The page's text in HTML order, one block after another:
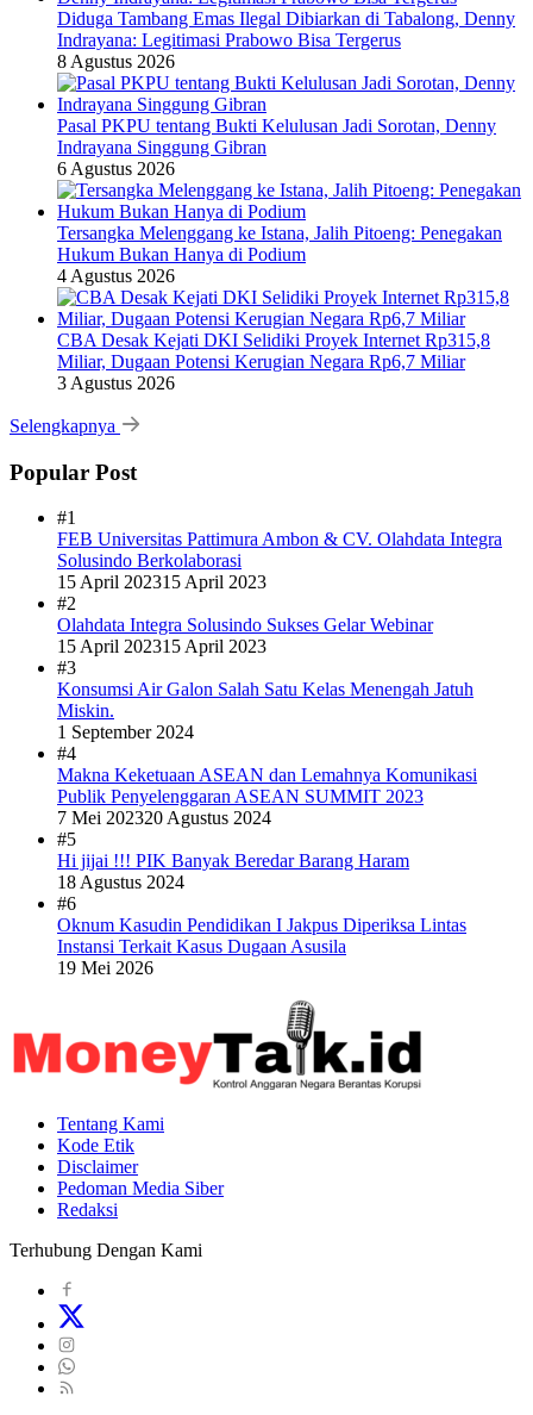
Diduga Tambang Emas Ilegal Dibiarkan di Tabalong, Denny
Indrayana: Legitimasi Prabowo Bisa Tergerus
8 Agustus 2026
Pasal PKPU tentang Bukti Kelulusan Jadi Sorotan, Denny
Indrayana Singgung Gibran
6 Agustus 2026
Tersangka Melenggang ke Istana, Jalih Pitoeng: Penegakan
Hukum Bukan Hanya di Podium
4 Agustus 2026
CBA Desak Kejati DKI Selidiki Proyek Internet Rp315,8
Miliar, Dugaan Potensi Kerugian Negara Rp6,7 Miliar
3 Agustus 2026
Selengkapnya
Popular Post
#1
FEB Universitas Pattimura Ambon & CV. Olahdata Integra
Solusindo Berkolaborasi
15 April 202315 April 2023
#2
Olahdata Integra Solusindo Sukses Gelar Webinar
15 April 202315 April 2023
#3
Konsumsi Air Galon Salah Satu Kelas Menengah Jatuh
Miskin.
1 September 2024
#4
Makna Keketuaan ASEAN dan Lemahnya Komunikasi
Publik Penyelenggaran ASEAN SUMMIT 2023
7 Mei 202320 Agustus 2024
#5
Hi jijai !!! PIK Banyak Beredar Barang Haram
18 Agustus 2024
#6
Oknum Kasudin Pendidikan I Jakpus Diperiksa Lintas
Instansi Terkait Kasus Dugaan Asusila
19 Mei 2026
Tentang Kami
Kode Etik
Disclaimer
Pedoman Media Siber
Redaksi
Terhubung Dengan Kami